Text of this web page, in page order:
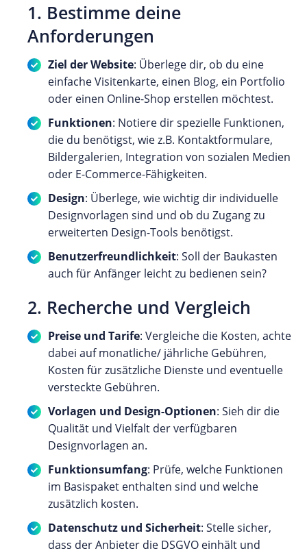
1. Bestimme deine
Anforderungen
Ziel der Website: Überlege dir, ob du eine
einfache Visitenkarte, einen Blog, ein Portfolio
oder einen Online-Shop erstellen möchtest.
Funktionen: Notiere dir spezielle Funktionen,
die du benötigst, wie z.B. Kontaktformulare,
Bildergalerien, Integration von sozialen Medien
oder E-Commerce-Fähigkeiten.
Design: Überlege, wie wichtig dir individuelle
Designvorlagen sind und ob du Zugang zu
erweiterten Design-Tools benötigst.
Benutzerfreundlichkeit: Soll der Baukasten
auch für Anfänger leicht zu bedienen sein?
2. Recherche und Vergleich
Preise und Tarife: Vergleiche die Kosten, achte
dabei auf monatliche/ jährliche Gebühren,
Kosten für zusätzliche Dienste und eventuelle
versteckte Gebühren.
Vorlagen und Design-Optionen: Sieh dir die
Qualität und Vielfalt der verfügbaren
Designvorlagen an.
Funktionsumfang: Prüfe, welche Funktionen
im Basispaket enthalten sind und welche
zusätzlich kosten.
Datenschutz und Sicherheit: Stelle sicher,
dass der Anbieter die DSGVO einhält und